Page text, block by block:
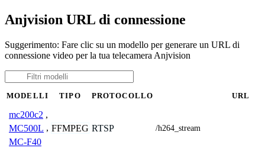
Anjvision URL di connessione
Suggerimento: Fare clic su un modello per generare un URL di
connessione video per la tua telecamera Anjvision
MODELLI TIPO PROTOCOLLO URL
mc200c2 ,
MC500L ,
MC-F40
FFMPEG RTSP /h264_stream